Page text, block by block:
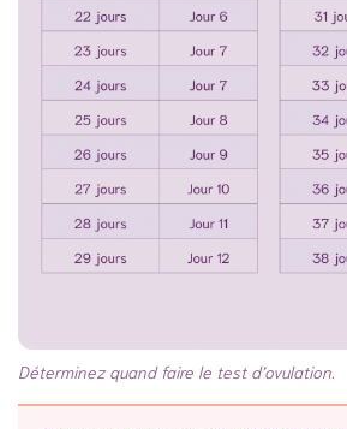
Déterminez quand faire le test d’ovulation.